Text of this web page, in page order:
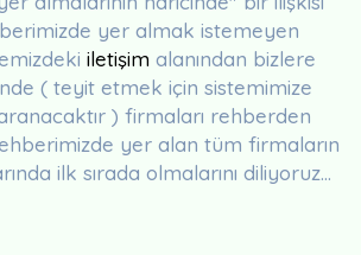
yer almak istemeyen
iletişim alanından bizlere
( teyit etmek için sistemimize
) firmaları rehberden
yer alan tüm firmaların
ilk sırada olmalarını diliyoruz...